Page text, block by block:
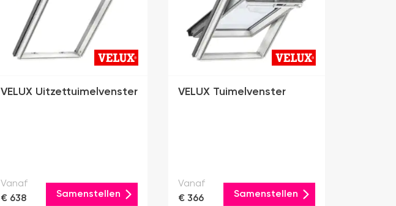
VELUX Uitzettuimelvenster
Vanaf
€ 638
Samenstellen
VELUX Tuimelvenster
Vanaf
€ 366
Samenstellen